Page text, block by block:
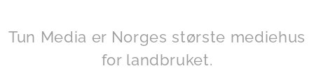
Tun Media er Norges største mediehus
for landbruket.